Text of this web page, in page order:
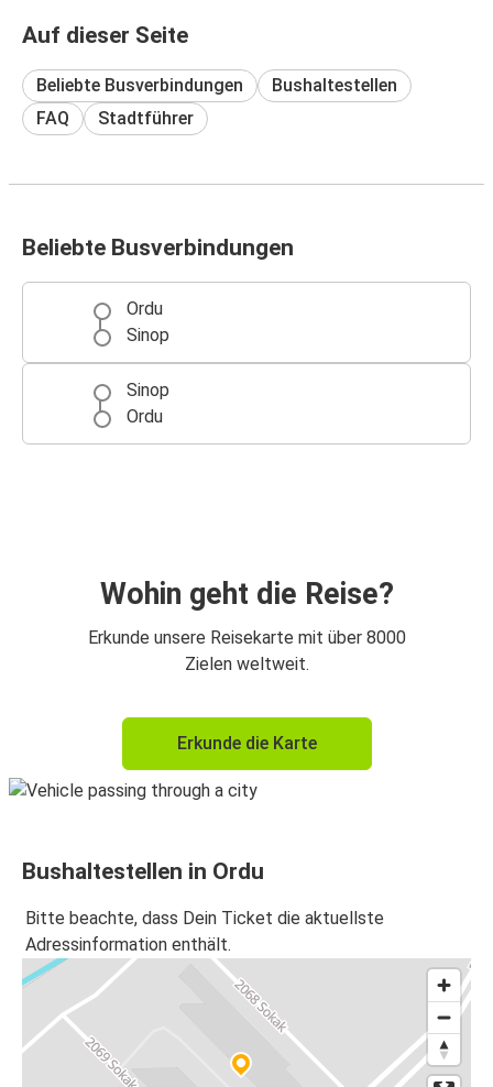
Auf dieser Seite
Beliebte Busverbindungen
Bushaltestellen
FAQ
Stadtführer
Beliebte Busverbindungen
Ordu
Sinop
Sinop
Ordu
Wohin geht die Reise?
Erkunde unsere Reisekarte mit über 8000
Zielen weltweit.
Erkunde die Karte
Bushaltestellen in Ordu
Bitte beachte, dass Dein Ticket die aktuellste
Adressinformation enthält.